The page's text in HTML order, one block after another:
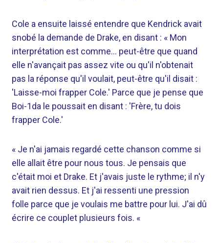
Cole a ensuite laissé entendre que Kendrick avait
snobé la demande de Drake, en disant : « Mon
interprétation est comme… peut-être que quand
elle n'avançait pas assez vite ou qu'il n'obtenait
pas la réponse qu'il voulait, peut-être qu'il disait :
'Laisse-moi frapper Cole.' Parce que je pense que
Boi-1da le poussait en disant : 'Frère, tu dois
frapper Cole.'
« Je n'ai jamais regardé cette chanson comme si
elle allait être pour nous tous. Je pensais que
c'était moi et Drake. Et j'avais juste le rythme; il n'y
avait rien dessus. Et j'ai ressenti une pression
folle parce que je voulais me battre pour lui. J'ai dû
écrire ce couplet plusieurs fois. «